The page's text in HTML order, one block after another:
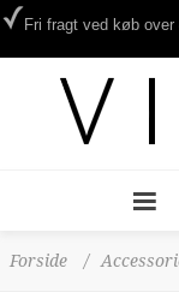
Fri fragt ved køb over
Forside /